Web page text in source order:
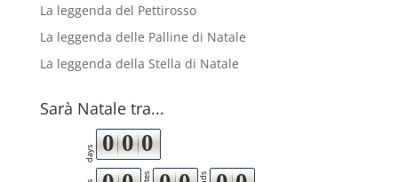
La leggenda del Pettirosso
La leggenda delle Palline di Natale
La leggenda della Stella di Natale
Sarà Natale tra...
days 0 0 0